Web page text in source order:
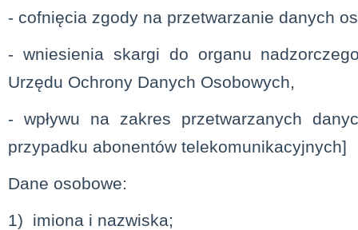
- cofnięcia zgody na przetwarzanie danych
- wniesienia skargi do organu
Urzędu Ochrony Danych Osobowych,
- wpływu na zakres przetwarzanych
przypadku abonentów telekomunikacyjnych]
Dane osobowe:
1) imiona i nazwiska;